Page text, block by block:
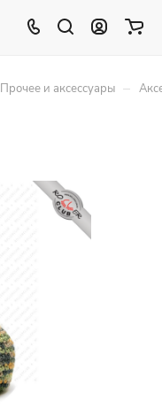
Прочее и аксессуары –